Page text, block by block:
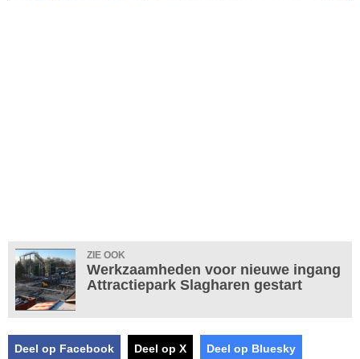
ZIE OOK
Werkzaamheden voor nieuwe ingang
Attractiepark Slagharen gestart
Deel op Facebook Deel op X Deel op Bluesky